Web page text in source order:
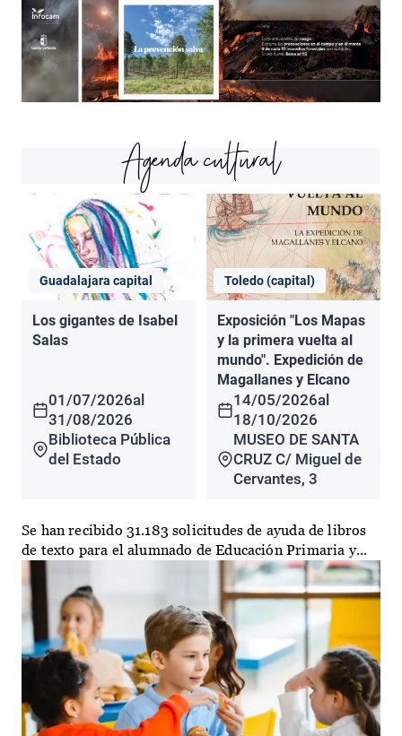
Agenda cultural
Guadalajara capital
Los gigantes de Isabel
Salas
01/07/2026al
31/08/2026
Biblioteca Pública
del Estado
Toledo (capital)
Exposición "Los Mapas
y la primera vuelta al
mundo". Expedición de
Magallanes y Elcano
14/05/2026al
18/10/2026
MUSEO DE SANTA
CRUZ C/ Miguel de
Cervantes, 3
Se han recibido 31.183 solicitudes de ayuda de libros
de texto para el alumnado de Educación Primaria y...